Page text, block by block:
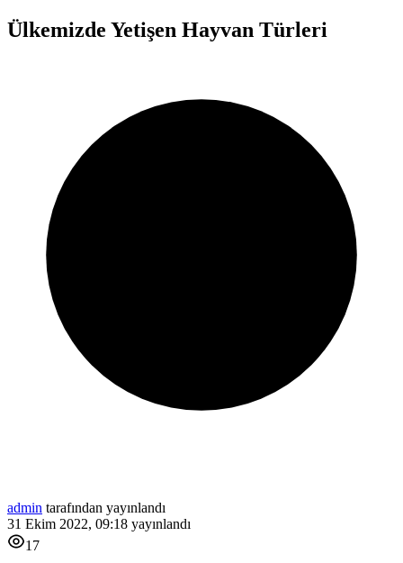
Ülkemizde Yetişen Hayvan Türleri
admin tarafından yayınlandı
31 Ekim 2022, 09:18 yayınlandı
17